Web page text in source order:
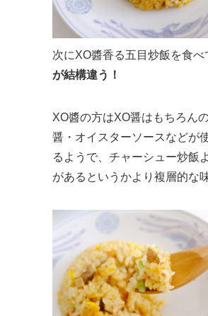
次にXO醬香る五目炒飯を食べ
が結構違う！
XO醬の方はXO醤はもちろん
醤・オイスターソースなどが
るようで、チャーシュー炒飯
があるというかより複層的な